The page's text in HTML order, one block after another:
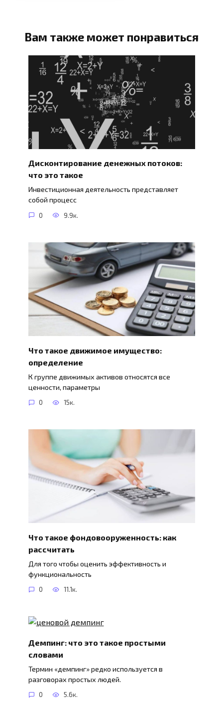
Вам также может понравиться
Дисконтирование денежных потоков:
что это такое
Инвестиционная деятельность представляет
собой процесс
0 9.9к.
Что такое движимое имущество:
определение
К группе движимых активов относятся все
ценности, параметры
0 15к.
Что такое фондовооруженность: как
рассчитать
Для того чтобы оценить эффективность и
функциональность
0 11.1к.
Демпинг: что это такое простыми
словами
Термин «демпинг» редко используется в
разговорах простых людей.
0 5.6к.